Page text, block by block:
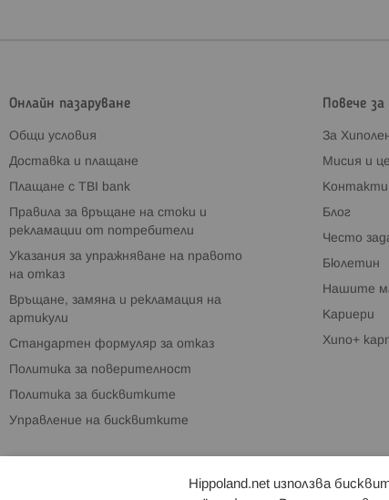
Онлайн пазаруване
Общи условия
Доставка и плащане
Плащане с TBI bank
Правила за връщане на стоки и
рекламации от потребители
Указания за упражняване на правото
на отказ
Връщане, замяна и рекламация на
артикули
Стандартен формуляр за отказ
Политика за поверителност
Политика за бисквитките
Управление на бисквитките
Повече за
За
Мисия и
Контакти
Блог
Често
Бюлетин
Нашите
Кариери
Хипо+
Hippoland.net използва